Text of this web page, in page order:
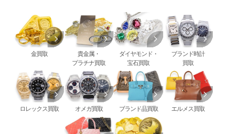
金買取
貴金属・
プラチナ買取
ダイヤモンド・
宝石買取
ブランド時計
買取
ロレックス買取 オメガ買取 ブランド品買取 エルメス買取